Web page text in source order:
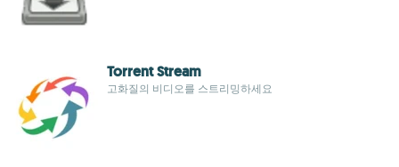
Torrent Stream
고화질의 비디오를 스트리밍하세요